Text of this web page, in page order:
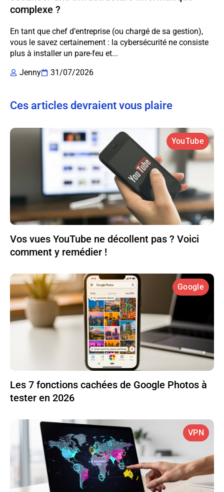
complexe ?
En tant que chef d’entreprise (ou chargé de sa gestion),
vous le savez certainement : la cybersécurité ne consiste
plus à installer un pare-feu et...
Jenny
31/07/2026
Ces articles devraient vous plaire
YouTube
Vos vues YouTube ne décollent pas ? Voici
comment y remédier !
Google
Les 7 fonctions cachées de Google Photos à
tester en 2026
VPN